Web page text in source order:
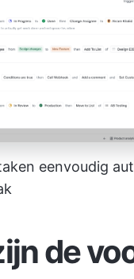
eenvoudig
de